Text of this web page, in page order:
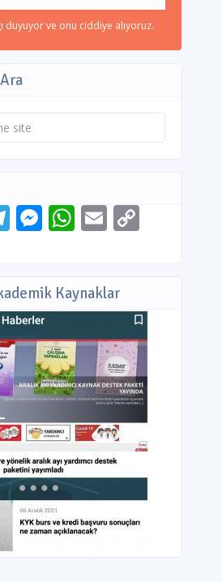
duyuyor ve onu ciddiye alıyoruz.
Telegram
Messenger
WhatsApp
EmailCopy
Kaynaklar